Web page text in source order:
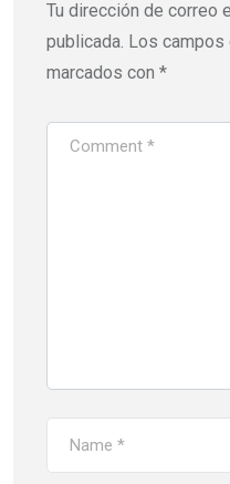
Tu dirección de correo
publicada. Los
marcados con *